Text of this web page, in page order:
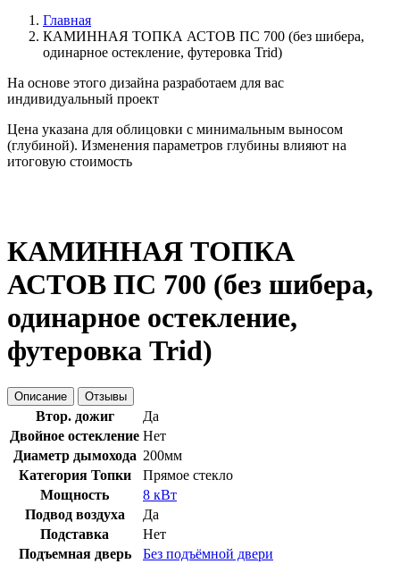
Главная
КАМИННАЯ ТОПКА АСТОВ ПС 700 (без шибера,
одинарное остекление, футеровка Trid)
На основе этого дизайна разработаем для вас
индивидуальный проект
Цена указана для облицовки с минимальным выносом
(глубиной). Изменения параметров глубины влияют на
итоговую стоимость
КАМИННАЯ ТОПКА
АСТОВ ПС 700 (без шибера,
одинарное остекление,
футеровка Trid)
Описание Отзывы
Втор. дожиг
Да
Двойное остекление Нет
Диаметр дымохода 200мм
Категория Топки
Прямое стекло
Мощность
8 кВт
Подвод воздуха
Да
Подставка
Нет
Подъемная дверь
Без подъёмной двери